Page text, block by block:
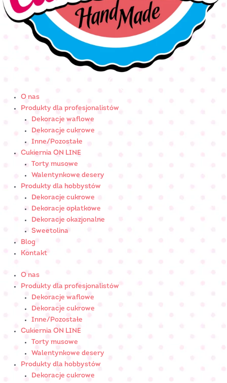
O nas
Produkty dla profesjonalistów
Dekoracje waflowe
Dekoracje cukrowe
Inne/Pozostałe
Cukiernia ON LINE
Torty musowe
Walentynkowe desery
Produkty dla hobbystów
Dekoracje cukrowe
Dekoracje opłatkowe
Dekoracje okazjonalne
Sweetolina
Blog
Kontakt
O nas
Produkty dla profesjonalistów
Dekoracje waflowe
Dekoracje cukrowe
Inne/Pozostałe
Cukiernia ON LINE
Torty musowe
Walentynkowe desery
Produkty dla hobbystów
Dekoracje cukrowe